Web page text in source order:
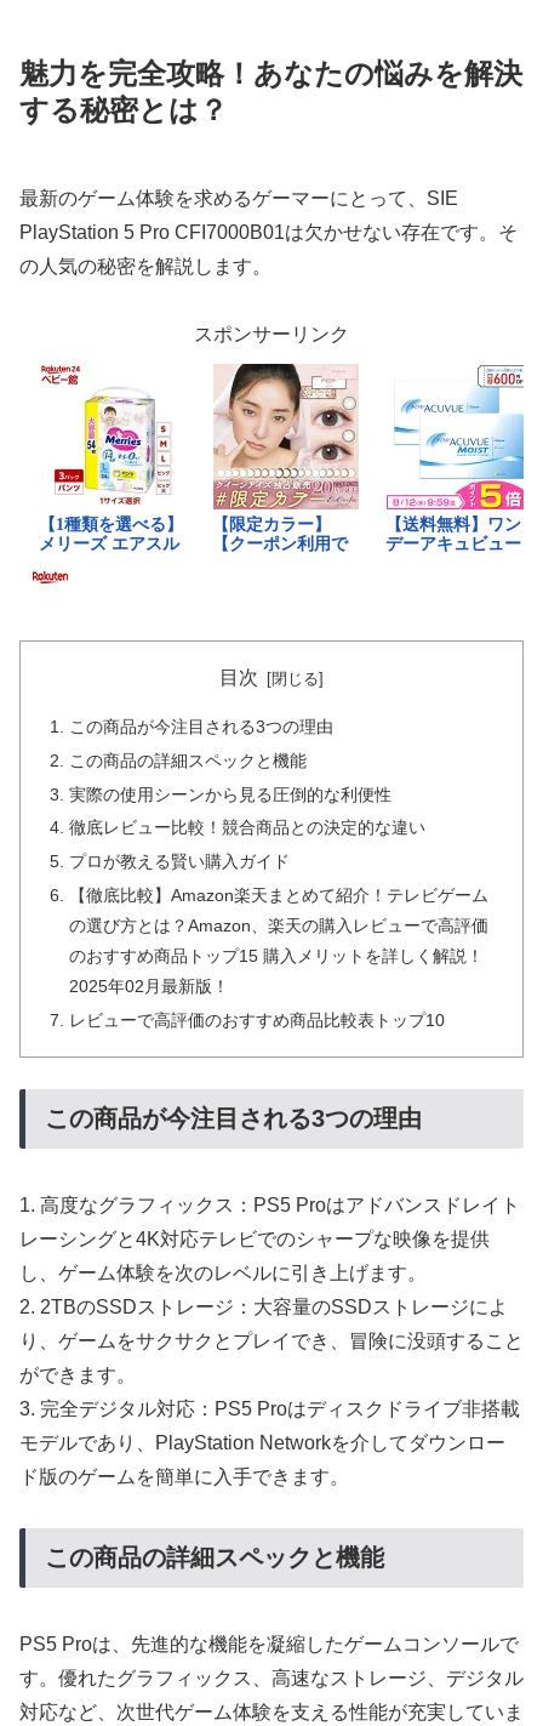
魅力を完全攻略！あなたの悩みを解決
する秘密とは？
最新のゲーム体験を求めるゲーマーにとって、SIE
PlayStation 5 Pro CFI7000B01は欠かせない存在です。そ
の人気の秘密を解説します。
スポンサーリンク
目次
この商品が今注目される3つの理由
この商品の詳細スペックと機能
実際の使用シーンから見る圧倒的な利便性
徹底レビュー比較！競合商品との決定的な違い
プロが教える賢い購入ガイド
【徹底比較】Amazon楽天まとめて紹介！テレビゲーム
の選び方とは？Amazon、楽天の購入レビューで高評価
のおすすめ商品トップ15 購入メリットを詳しく解説！
2025年02月最新版！
レビューで高評価のおすすめ商品比較表トップ10
この商品が今注目される3つの理由
1. 高度なグラフィックス：PS5 Proはアドバンスドレイト
レーシングと4K対応テレビでのシャープな映像を提供
し、ゲーム体験を次のレベルに引き上げます。
2. 2TBのSSDストレージ：大容量のSSDストレージによ
り、ゲームをサクサクとプレイでき、冒険に没頭すること
ができます。
3. 完全デジタル対応：PS5 Proはディスクドライブ非搭載
モデルであり、PlayStation Networkを介してダウンロー
ド版のゲームを簡単に入手できます。
この商品の詳細スペックと機能
PS5 Proは、先進的な機能を凝縮したゲームコンソールで
す。優れたグラフィックス、高速なストレージ、デジタル
対応など、次世代ゲーム体験を支える性能が充実していま